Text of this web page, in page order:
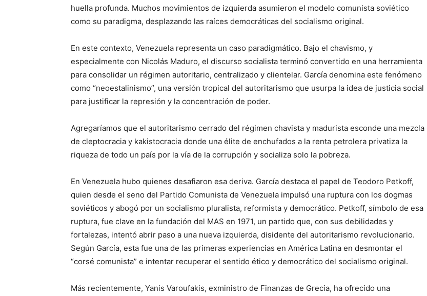
huella profunda. Muchos movimientos de izquierda asumieron el modelo comunista soviético
como su paradigma, desplazando las raíces democráticas del socialismo original.
En este contexto, Venezuela representa un caso paradigmático. Bajo el chavismo, y
especialmente con Nicolás Maduro, el discurso socialista terminó convertido en una herramienta
para consolidar un régimen autoritario, centralizado y clientelar. García denomina este fenómeno
como “neoestalinismo”, una versión tropical del autoritarismo que usurpa la idea de justicia social
para justificar la represión y la concentración de poder.
Agregaríamos que el autoritarismo cerrado del régimen chavista y madurista esconde una mezcla
de cleptocracia y kakistocracia donde una élite de enchufados a la renta petrolera privatiza la
riqueza de todo un país por la vía de la corrupción y socializa solo la pobreza.
En Venezuela hubo quienes desafiaron esa deriva. García destaca el papel de Teodoro Petkoff,
quien desde el seno del Partido Comunista de Venezuela impulsó una ruptura con los dogmas
soviéticos y abogó por un socialismo pluralista, reformista y democrático. Petkoff, símbolo de esa
ruptura, fue clave en la fundación del MAS en 1971, un partido que, con sus debilidades y
fortalezas, intentó abrir paso a una nueva izquierda, disidente del autoritarismo revolucionario.
Según García, esta fue una de las primeras experiencias en América Latina en desmontar el
“corsé comunista” e intentar recuperar el sentido ético y democrático del socialismo original.
Más recientemente, Yanis Varoufakis, exministro de Finanzas de Grecia, ha ofrecido una